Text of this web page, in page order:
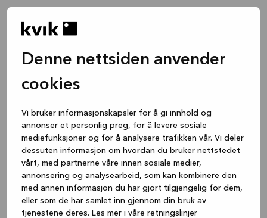
Denne nettsiden anvender
cookies
Vi bruker informasjonskapsler for å gi innhold og
annonser et personlig preg, for å levere sosiale
mediefunksjoner og for å analysere trafikken vår. Vi deler
dessuten informasjon om hvordan du bruker nettstedet
vårt, med partnerne våre innen sosiale medier,
annonsering og analysearbeid, som kan kombinere den
med annen informasjon du har gjort tilgjengelig for dem,
eller som de har samlet inn gjennom din bruk av
tjenestene deres. Les mer i våre retningslinjer